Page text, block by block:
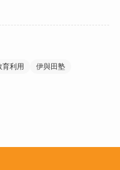
利用
伊與田塾